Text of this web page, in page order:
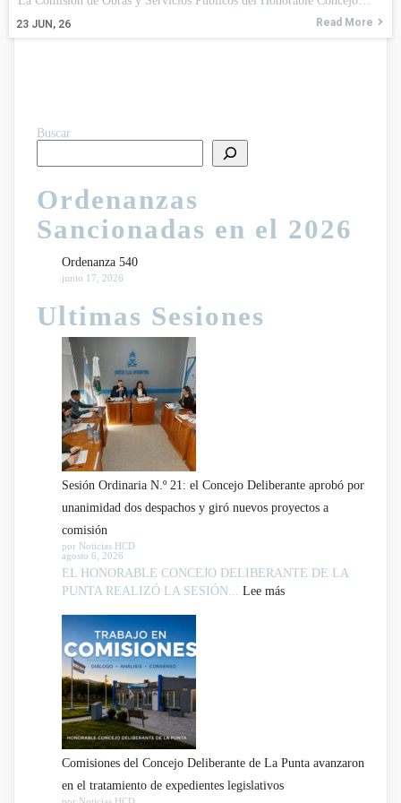
23 JUN, 26 Read More
Buscar
Ordenanzas
Sancionadas en el 2026
Ordenanza 540
junio 17, 2026
Ultimas Sesiones
Sesión Ordinaria N.º 21: el Concejo Deliberante aprobó por
unanimidad dos despachos y giró nuevos proyectos a
comisión
por Noticias HCD
agosto 6, 2026
EL HONORABLE CONCEJO DELIBERANTE DE LA
PUNTA REALIZÓ LA SESIÓN... Lee más:
aprobó
Comisiones del Concejo Deliberante de La Punta avanzaron
en el tratamiento de expedientes legislativos